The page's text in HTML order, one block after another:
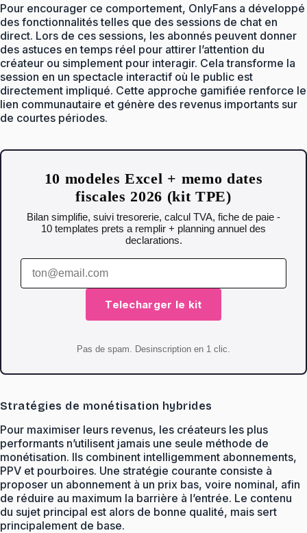
Pour encourager ce comportement, OnlyFans a développé
des fonctionnalités telles que des sessions de chat en
direct. Lors de ces sessions, les abonnés peuvent donner
des astuces en temps réel pour attirer l’attention du
créateur ou simplement pour interagir. Cela transforme la
session en un spectacle interactif où le public est
directement impliqué. Cette approche gamifiée renforce le
lien communautaire et génère des revenus importants sur
de courtes périodes.
10 modeles Excel + memo dates
fiscales 2026 (kit TPE)
Bilan simplifie, suivi tresorerie, calcul TVA, fiche de paie -
10 templates prets a remplir + planning annuel des
declarations.
Telecharger le kit
Pas de spam. Desinscription en 1 clic.
Stratégies de monétisation hybrides
Pour maximiser leurs revenus, les créateurs les plus
performants n’utilisent jamais une seule méthode de
monétisation. Ils combinent intelligemment abonnements,
PPV et pourboires. Une stratégie courante consiste à
proposer un abonnement à un prix bas, voire nominal, afin
de réduire au maximum la barrière à l’entrée. Le contenu
du sujet principal est alors de bonne qualité, mais sert
principalement de base.